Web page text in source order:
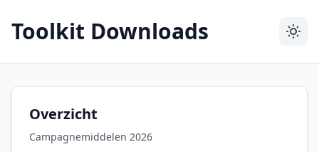
Toolkit Downloads
Overzicht
Campagnemiddelen 2026